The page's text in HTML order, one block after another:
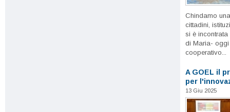
Chindamo
cittadini,
si è
di Maria- oggi
cooperativo...
A GOEL il
per
13 Giu 2025